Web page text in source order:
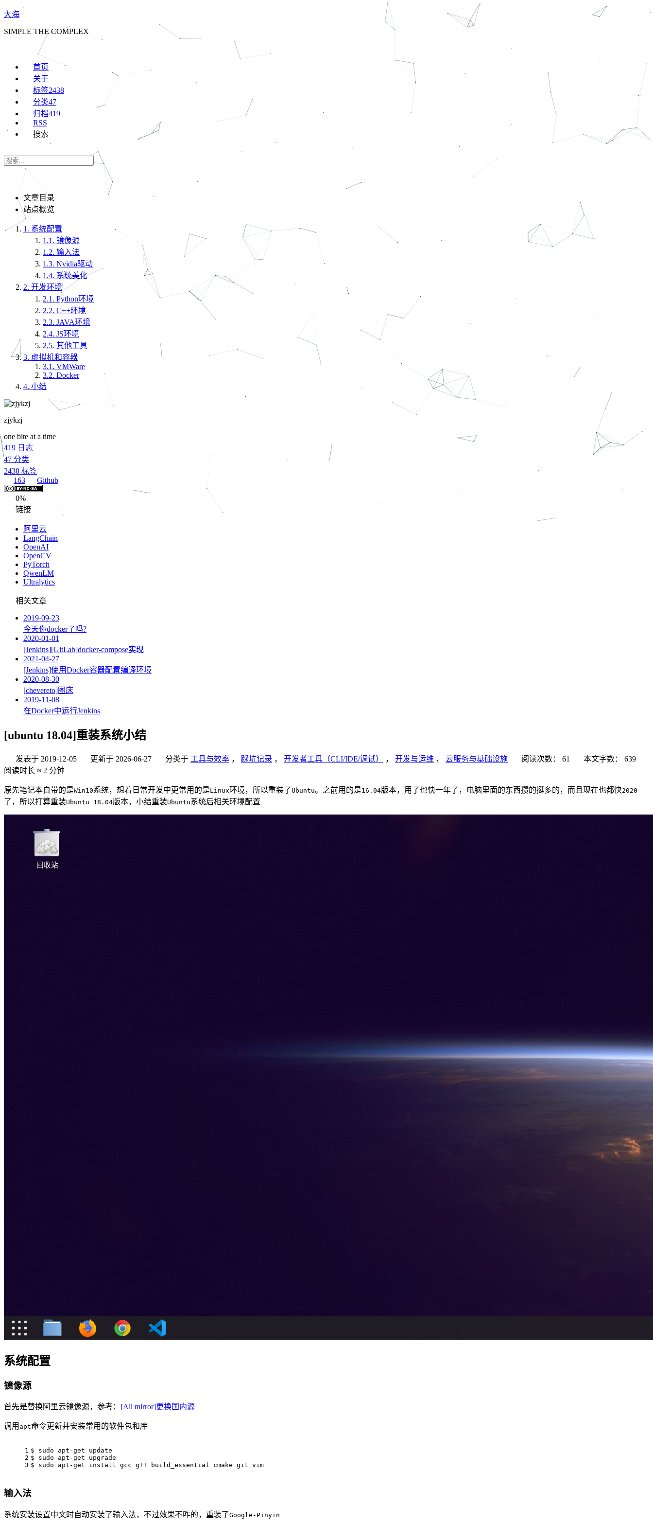
大海
SIMPLE THE COMPLEX
首页
关于
标签2438
分类47
归档419
RSS
搜索
文章目录
站点概览
1. 系统配置
1.1. 镜像源
1.2. 输入法
1.3. Nvidia驱动
1.4. 系统美化
2. 开发环境
2.1. Python环境
2.2. C++环境
2.3. JAVA环境
2.4. JS环境
2.5. 其他工具
3. 虚拟机和容器
3.1. VMWare
3.2. Docker
4. 小结
zjykzj
one bite at a time
419 日志
47 分类
2438 标签
163
Github
0%
链接
阿里云
LangChain
OpenAI
OpenCV
PyTorch
QwenLM
Ultralytics
相关文章
2019-09-23
今天你docker了吗?
2020-01-01
[Jenkins][GitLab]docker-compose实现
2021-04-27
[Jenkins]使用Docker容器配置编译环境
2020-08-30
[chevereto]图床
2019-11-08
在Docker中运行Jenkins
[ubuntu 18.04]重装系统小结
发表于 2019-12-05 更新于 2026-06-27 分类于 工具与效率 ， 踩坑记录 ， 开发者工具（CLI/IDE/调试） ， 开发与运维 ， 云服务与基础设施 阅读次数： 61 本文字数：
639
阅读时长 ≈ 2 分钟
原先笔记本自带的是Win10系统，想着日常开发中更常用的是Linux环境，所以重装了 Ubuntu。之前用的是16.04版本，用了也快一年了，电脑里面的东西攒的挺多的，而且现在也都快2020
了，所以打算重装Ubuntu 18.04版本，小结重装Ubuntu系统后相关环境配置
系统配置
镜像源
首先是替换阿里云镜像源，参考： [Ali mirror]更换国内源
调用 apt命令更新并安装常用的软件包和库
1
2
3
$ sudo apt-get update
$ sudo apt-get upgrade
$ sudo apt-get install gcc g++ build_essential cmake git vim
输入法
系统安装设置中文时自动安装了输入法，不过效果不咋的，重装了Google-Pinyin